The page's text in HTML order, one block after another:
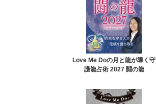
Love Me Doの月と龍が導く守
護龍占術 2027 闘の龍